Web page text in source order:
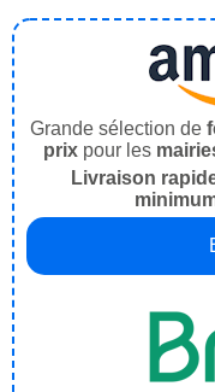
Grande sélection de
prix pour les
Livraison